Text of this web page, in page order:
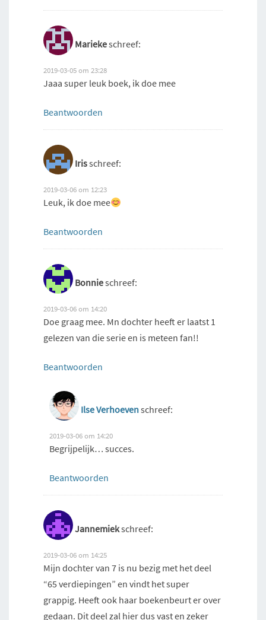
Mariekeschreef:
2019-03-05 om 23:28
Jaaa super leuk boek, ik doe mee
Beantwoorden
Irisschreef:
2019-03-06 om 12:23
Leuk, ik doe mee
Beantwoorden
Bonnieschreef:
2019-03-06 om 14:20
Doe graag mee. Mn dochter heeft er laatst 1
gelezen van die serie en is meteen fan!!
Beantwoorden
Ilse Verhoevenschreef:
2019-03-06 om 14:20
Begrijpelijk… succes.
Beantwoorden
Jannemiekschreef:
2019-03-06 om 14:25
Mijn dochter van 7 is nu bezig met het deel
“65 verdiepingen” en vindt het super
grappig. Heeft ook haar boekenbeurt er over
gedaan. Dit deel zal hier dus vast en zeker